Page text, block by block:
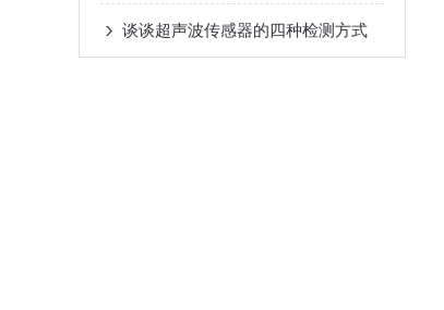
谈谈超声波传感器的四种检测方式